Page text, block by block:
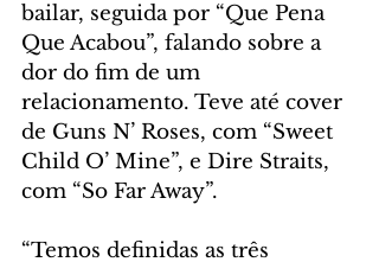
bailar, seguida por “Que Pena
Que Acabou”, falando sobre a
dor do fim de um
relacionamento. Teve até cover
de Guns N’ Roses, com “Sweet
Child O’ Mine”, e Dire Straits,
com “So Far Away”.
“Temos definidas as três